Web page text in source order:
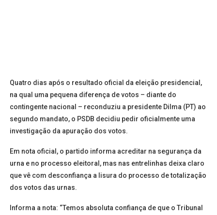
Quatro dias após o resultado oficial da eleição presidencial,
na qual uma pequena diferença de votos – diante do
contingente nacional – reconduziu a presidente Dilma (PT) ao
segundo mandato, o PSDB decidiu pedir oficialmente uma
investigação da apuração dos votos.
Em nota oficial, o partido informa acreditar na segurança da
urna e no processo eleitoral, mas nas entrelinhas deixa claro
que vê com desconfiança a lisura do processo de totalização
dos votos das urnas.
Informa a nota: “Temos absoluta confiança de que o Tribunal